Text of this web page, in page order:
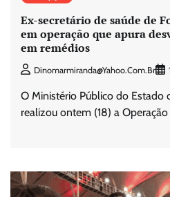
Ex-secretário de saúde de
em operação que apura
em remédios
Dinomarmiranda@yahoo.com.br
O Ministério Público do Estado
realizou ontem (18) a